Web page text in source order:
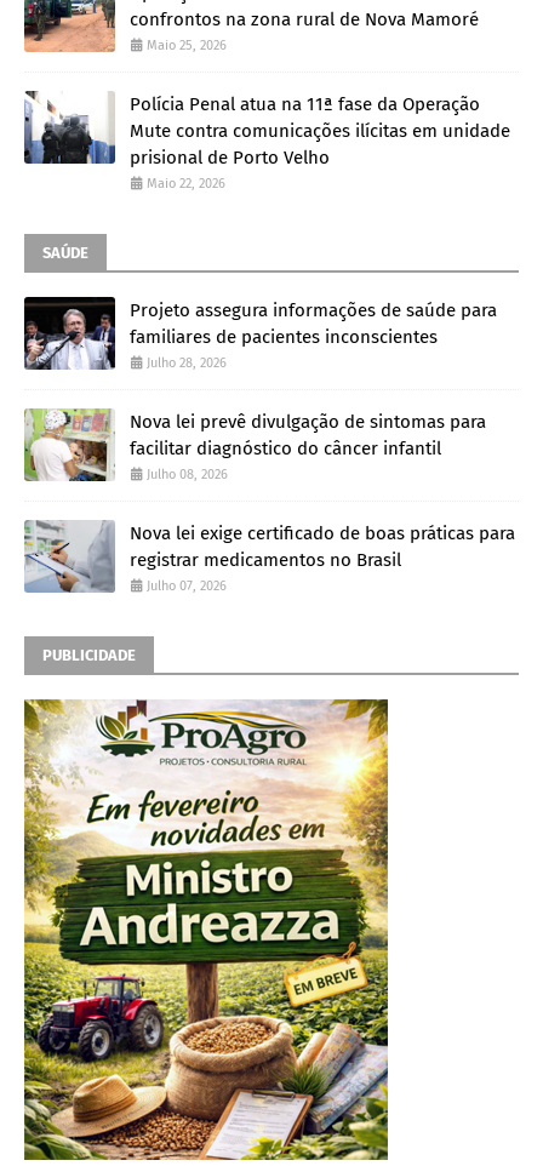
confrontos na zona rural de Nova Mamoré
Maio 25, 2026
Polícia Penal atua na 11ª fase da Operação
Mute contra comunicações ilícitas em unidade
prisional de Porto Velho
Maio 22, 2026
SAÚDE
Projeto assegura informações de saúde para
familiares de pacientes inconscientes
Julho 28, 2026
Nova lei prevê divulgação de sintomas para
facilitar diagnóstico do câncer infantil
Julho 08, 2026
Nova lei exige certificado de boas práticas para
registrar medicamentos no Brasil
Julho 07, 2026
PUBLICIDADE